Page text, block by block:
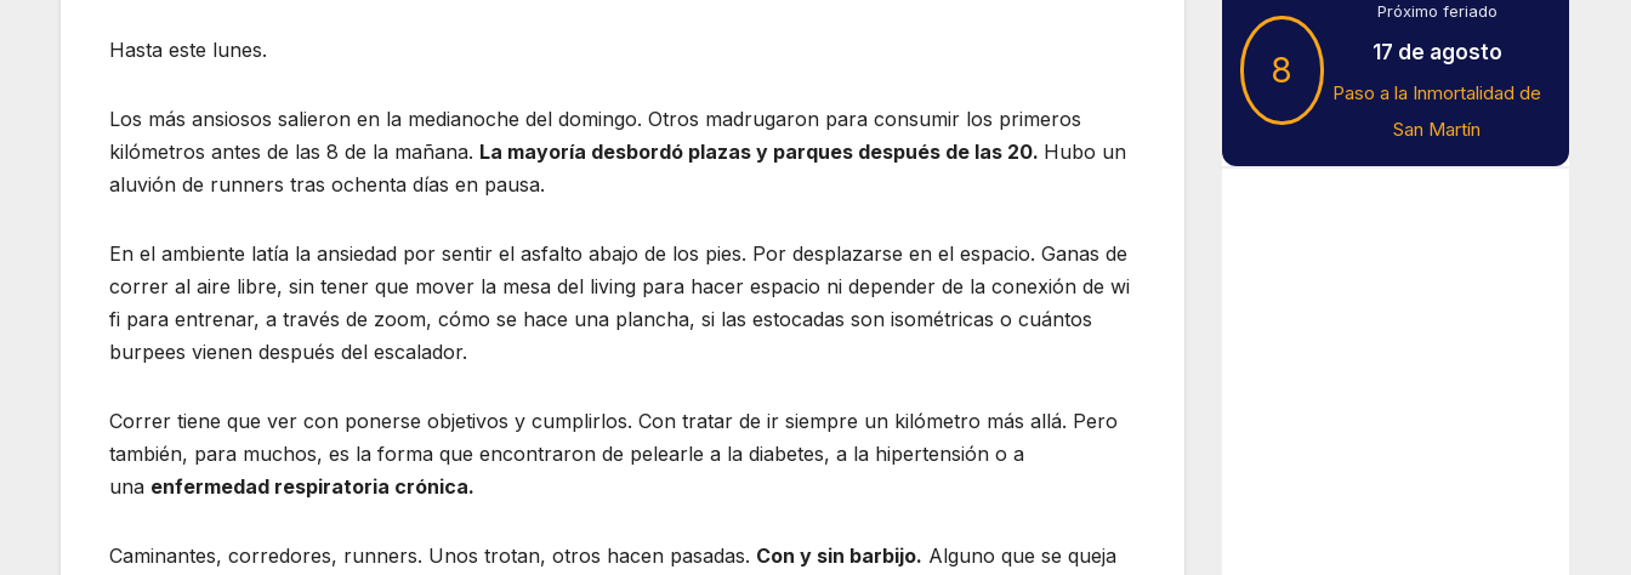
Hasta este lunes.
Los más ansiosos salieron en la medianoche del domingo. Otros madrugaron para consumir los primeros
kilómetros antes de las 8 de la mañana. La mayoría desbordó plazas y parques después de las 20. Hubo un
aluvión de runners tras ochenta días en pausa.
En el ambiente latía la ansiedad por sentir el asfalto abajo de los pies. Por desplazarse en el espacio. Ganas de
correr al aire libre, sin tener que mover la mesa del living para hacer espacio ni depender de la conexión de wi
fi para entrenar, a través de zoom, cómo se hace una plancha, si las estocadas son isométricas o cuántos
burpees vienen después del escalador.
Correr tiene que ver con ponerse objetivos y cumplirlos. Con tratar de ir siempre un kilómetro más allá. Pero
también, para muchos, es la forma que encontraron de pelearle a la diabetes, a la hipertensión o a
una enfermedad respiratoria crónica.
Caminantes, corredores, runners. Unos trotan, otros hacen pasadas. Con y sin barbijo. Alguno que se queja
8
Próximo feriado
17 de agosto
Paso a la Inmortalidad de
San Martín